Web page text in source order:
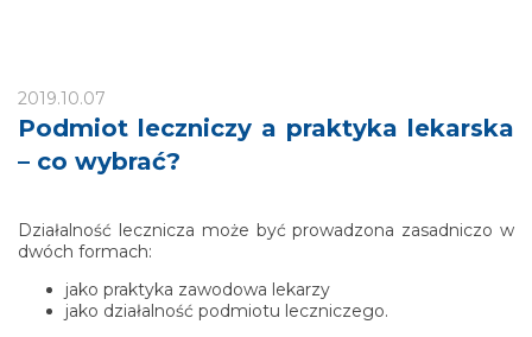
2019.10.07
Podmiot leczniczy a praktyka lekarska
– co wybrać?
Działalność lecznicza może być prowadzona zasadniczo w
dwóch formach:
jako praktyka zawodowa lekarzy
jako działalność podmiotu leczniczego.